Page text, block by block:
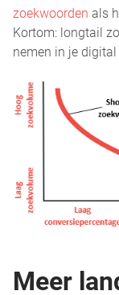
zoekwoorden als
Kortom: longtail
nemen in je
Meer